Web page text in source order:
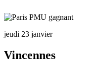
jeudi 23 janvier
Vincennes